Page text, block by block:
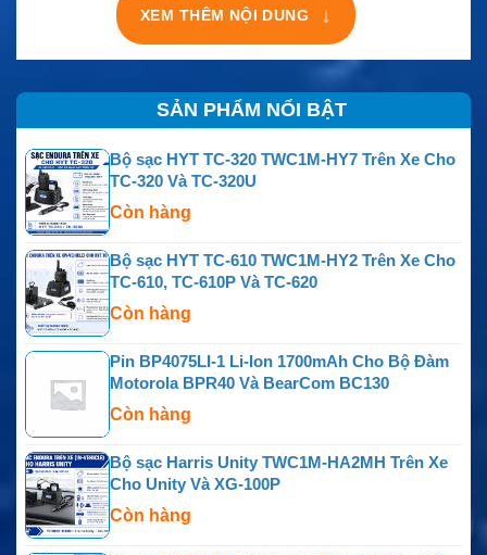
XEM THÊM NỘI DUNG ↓
SẢN PHẨM NỔI BẬT
Bộ sạc HYT TC-320 TWC1M-HY7 Trên Xe Cho
TC-320 Và TC-320U
Còn hàng
Bộ sạc HYT TC-610 TWC1M-HY2 Trên Xe Cho
TC-610, TC-610P Và TC-620
Còn hàng
Pin BP4075LI-1 Li-Ion 1700mAh Cho Bộ Đàm
Motorola BPR40 Và BearCom BC130
Còn hàng
Bộ sạc Harris Unity TWC1M-HA2MH Trên Xe
Cho Unity Và XG-100P
Còn hàng